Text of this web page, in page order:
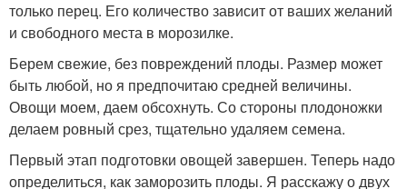
только перец. Его количество зависит от ваших желаний
и свободного места в морозилке.
Берем свежие, без повреждений плоды. Размер может
быть любой, но я предпочитаю средней величины.
Овощи моем, даем обсохнуть. Со стороны плодоножки
делаем ровный срез, тщательно удаляем семена.
Первый этап подготовки овощей завершен. Теперь надо
определиться, как заморозить плоды. Я расскажу о двух